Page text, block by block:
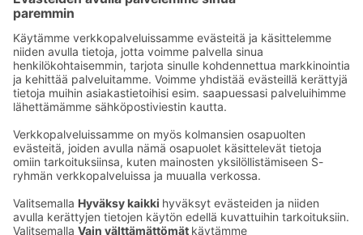
Sähköpostiosoitteet S-ryhmässä ovat muotoa
etunimi.sukunimi@sok.fi
Seuraa meitä: